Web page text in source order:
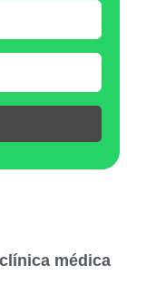
médica